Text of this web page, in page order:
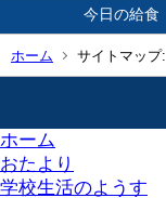
今日の給食
ホーム サイトマップ:
ホーム
おたより
学校生活のようす